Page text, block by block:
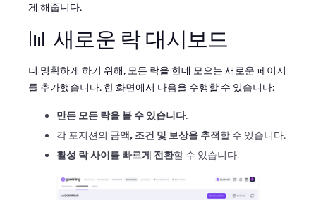
게 해줍니다.
📊 새로운 락 대시보드
더 명확하게 하기 위해, 모든 락을 한데 모으는 새로운 페이지
를 추가했습니다. 한 화면에서 다음을 수행할 수 있습니다:
만든 모든 락을 볼 수 있습니다.
각 포지션의 금액, 조건 및 보상을 추적할 수 있습니다.
활성 락 사이를 빠르게 전환할 수 있습니다.